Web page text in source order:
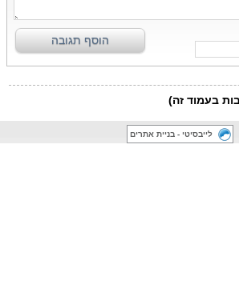
לייבסיטי - בניית אתרים